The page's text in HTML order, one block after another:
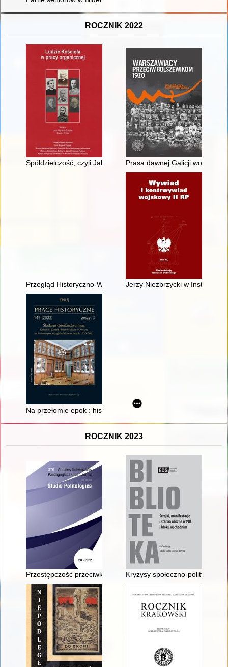
ROCZNIK 2022
Spółdzielczość, czyli Jak robić biznes społeczny : biskup
Prasa dawnej Galicji wobec
Przegląd Historyczno-Wojskowy. R. 23, nr 3 (2022)
Jerzy Niezbrzycki w Instytucie
Na przełomie epok : historia Zakładu Historii Oświaty i Kultury
ROCZNIK 2023
Przestępczość przeciwko zabytkom na terenie województwa
Kryzysy społeczno-polityczne